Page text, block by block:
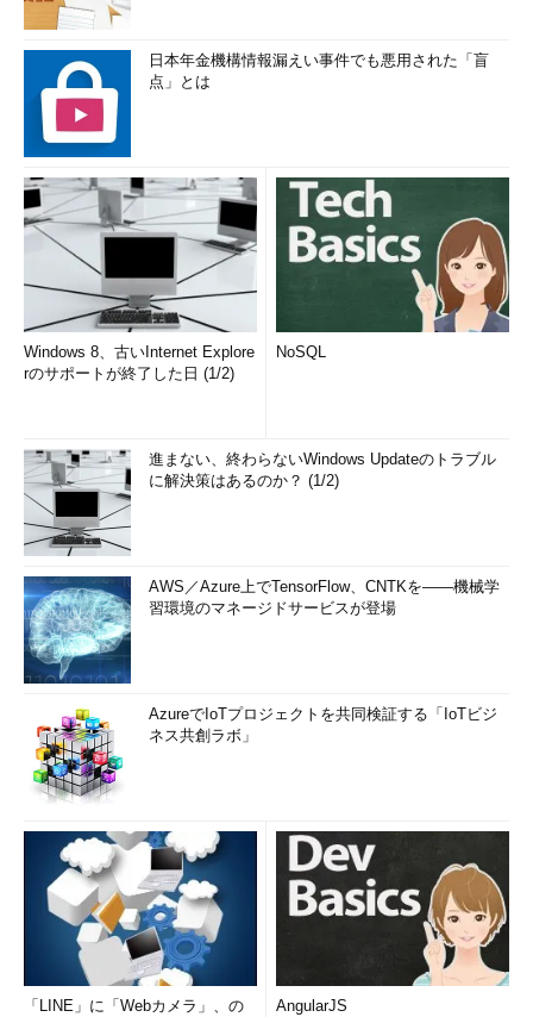
日本年金機構情報漏えい事件でも悪用された「盲
点」とは
Windows 8、古いInternet Explore
rのサポートが終了した日 (1/2)
NoSQL
進まない、終わらないWindows Updateのトラブル
に解決策はあるのか？ (1/2)
AWS／Azure上でTensorFlow、CNTKを――機械学
習環境のマネージドサービスが登場
AzureでIoTプロジェクトを共同検証する「IoTビジ
ネス共創ラボ」
「LINE」に「Webカメラ」、の
AngularJS